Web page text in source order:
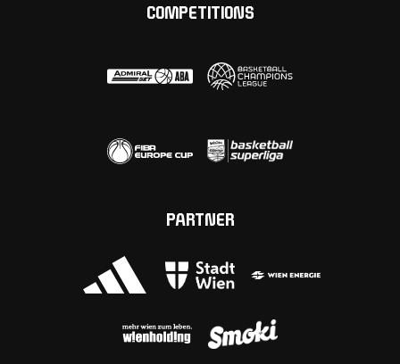
COMPETITIONS
PARTNER